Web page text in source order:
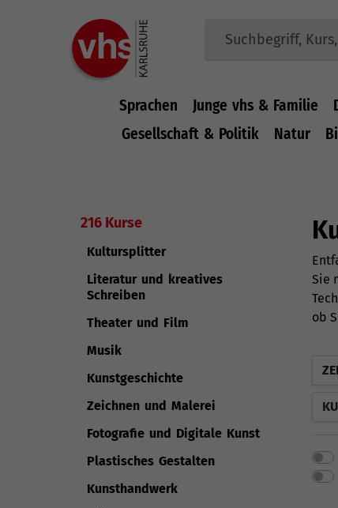
Sprachen Junge vhs & Familie
Gesellschaft & Politik
Natur
216 Kurse
Kultursplitter
Literatur und kreatives
Schreiben
Theater und Film
Musik
Kunstgeschichte
Zeichnen und Malerei
Fotografie und Digitale Kunst
Plastisches Gestalten
Kunsthandwerk
Sie
ob